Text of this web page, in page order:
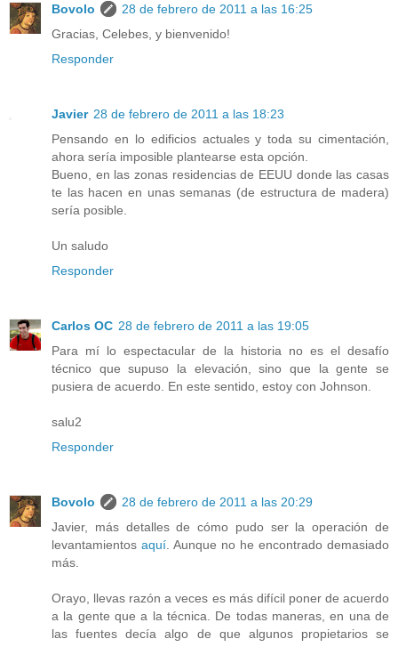
Bovolo
28 de febrero de 2011 a las 16:25
Gracias, Celebes, y bienvenido!
Responder
Javier 28 de febrero de 2011 a las 18:23
Pensando en lo edificios actuales y toda su cimentación,
ahora sería imposible plantearse esta opción.
Bueno, en las zonas residencias de EEUU donde las casas
te las hacen en unas semanas (de estructura de madera)
sería posible.
Un saludo
Responder
Carlos OC 28 de febrero de 2011 a las 19:05
Para mí lo espectacular de la historia no es el desafío
técnico que supuso la elevación, sino que la gente se
pusiera de acuerdo. En este sentido, estoy con Johnson.
salu2
Responder
Bovolo
28 de febrero de 2011 a las 20:29
Javier, más detalles de cómo pudo ser la operación de
levantamientos aquí . Aunque no he encontrado demasiado
más.
Orayo, llevas razón a veces es más difícil poner de acuerdo
a la gente que a la técnica. De todas maneras, en una de
las fuentes decía algo de que algunos propietarios se